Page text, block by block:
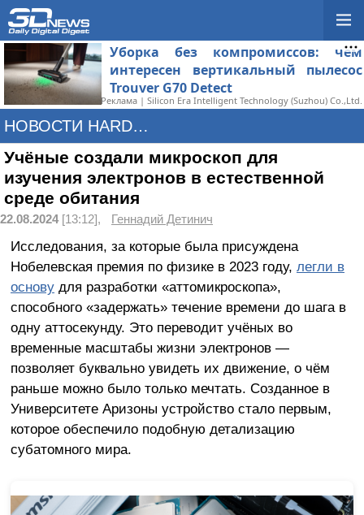
Уборка без компромиссов: чем
интересен вертикальный пылесос
Trouver G70 Detect
Реклама | Silicon Era Intelligent Technology (Suzhou) Co.,Ltd.
НОВОСТИ HARDWARE
Учёные создали микроскоп для
изучения электронов в естественной
среде обитания
22.08.2024[13:12], Геннадий Детинич
Исследования, за которые была присуждена
Нобелевская премия по физике в 2023 году, легли в
основудля разработки «аттомикроскопа»,
способного «задержать» течение времени до шага в
одну аттосекунду. Это переводит учёных во
временные масштабы жизни электронов —
позволяет буквально увидеть их движение, о чём
раньше можно было только мечтать. Созданное в
Университете Аризоны устройство стало первым,
которое обеспечило подобную детализацию
субатомного мира.